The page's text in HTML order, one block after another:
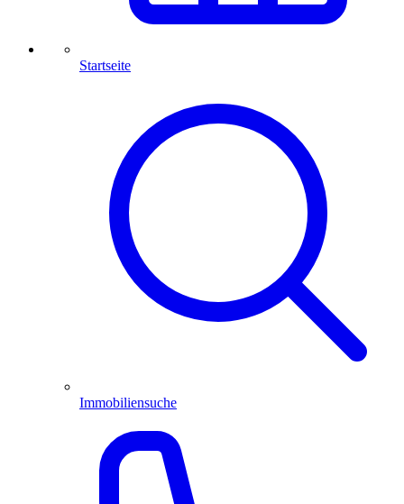
Startseite
Immobiliensuche